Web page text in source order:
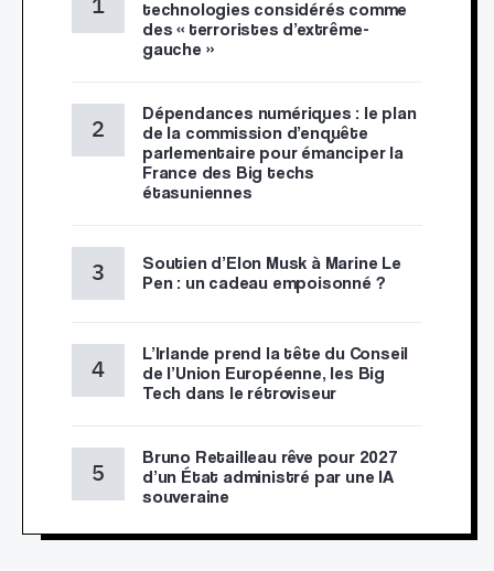
technologies considérés comme
des « terroristes d’extrême-
gauche »
Dépendances numériques : le plan
de la commission d’enquête
parlementaire pour émanciper la
France des Big techs
étasuniennes
Soutien d’Elon Musk à Marine Le
Pen : un cadeau empoisonné ?
L’Irlande prend la tête du Conseil
de l’Union Européenne, les Big
Tech dans le rétroviseur
Bruno Retailleau rêve pour 2027
d’un État administré par une IA
souveraine